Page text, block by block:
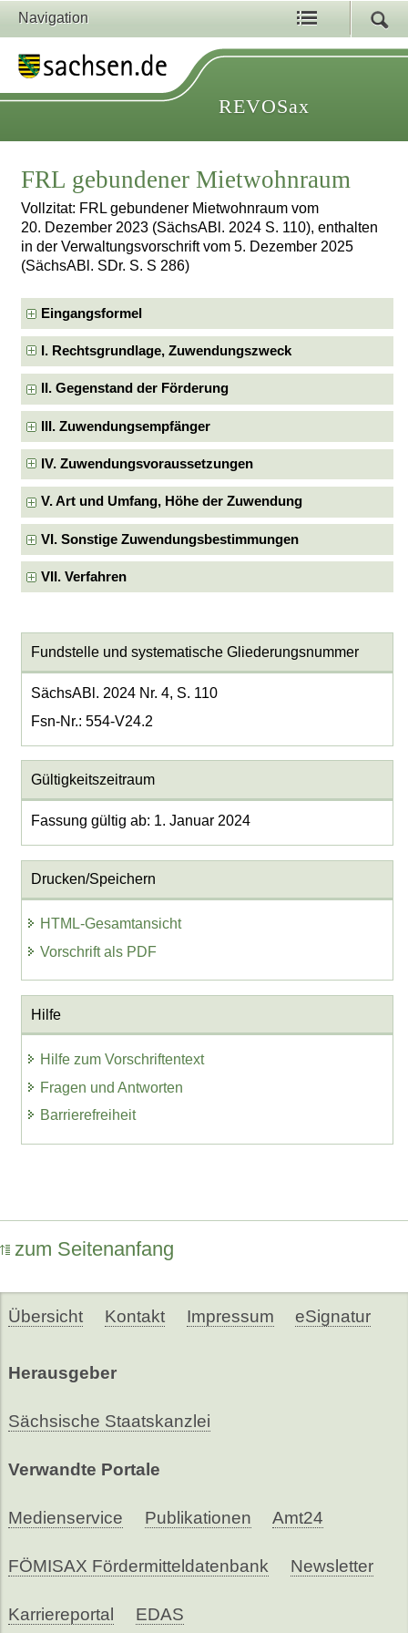
Navigation
REVOSax
FRL gebundener Mietwohnraum
Vollzitat: FRL gebundener Mietwohnraum vom
20. Dezember 2023 (SächsABl. 2024 S. 110), enthalten
in der Verwaltungsvorschrift vom 5. Dezember 2025
(SächsABl. SDr. S. S 286)
Eingangsformel
I. Rechtsgrundlage, Zuwendungszweck
II. Gegenstand der Förderung
III. Zuwendungsempfänger
IV. Zuwendungsvoraussetzungen
V. Art und Umfang, Höhe der Zuwendung
VI. Sonstige Zuwendungsbestimmungen
VII. Verfahren
Fundstelle und systematische Gliederungsnummer
SächsABl. 2024 Nr. 4, S. 110
Fsn-Nr.: 554-V24.2
Gültigkeitszeitraum
Fassung gültig ab: 1. Januar 2024
Drucken/Speichern
HTML-Gesamtansicht
Vorschrift als PDF
Hilfe
Hilfe zum Vorschriftentext
Fragen und Antworten
Barrierefreiheit
zum Seitenanfang
Übersicht Kontakt Impressum eSignatur
Herausgeber
Sächsische Staatskanzlei
Verwandte Portale
Medienservice Publikationen Amt24
FÖMISAX Fördermitteldatenbank Newsletter
Karriereportal EDAS